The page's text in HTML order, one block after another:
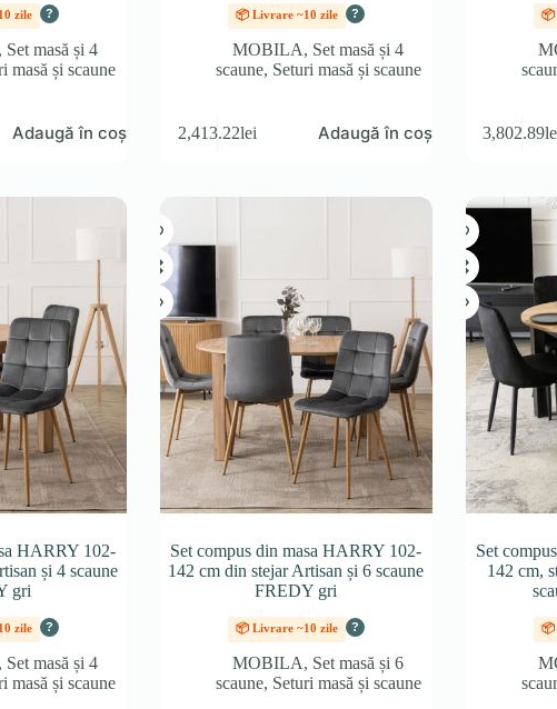
zile ?
, Set masă și 4
masă și scaune
Adaugă în coș
📦 Livrare ~10 zile ?
MOBILA, Set masă și 4
scaune, Seturi masă și scaune
2,413.22lei Adaugă în coș
📦
3,802.89
HARRY 102-
și 4 scaune
gri
zile ?
, Set masă și 4
masă și scaune
Set compus din masa HARRY 102-
142 cm din stejar Artisan și 6 scaune
FREDY gri
📦 Livrare ~10 zile ?
MOBILA, Set masă și 6
scaune, Seturi masă și scaune
Set
142 cm,
📦